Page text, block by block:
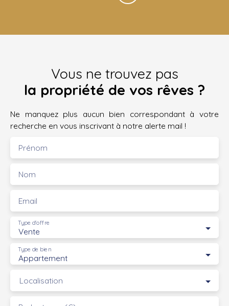
Vous ne trouvez pas
la propriété de vos rêves ?
Ne manquez plus aucun bien correspondant à votre
recherche en vous inscrivant à notre alerte mail !
Prénom
Nom
Email
Vente
Type d'offre
Appartement
Type de bien
Localisation